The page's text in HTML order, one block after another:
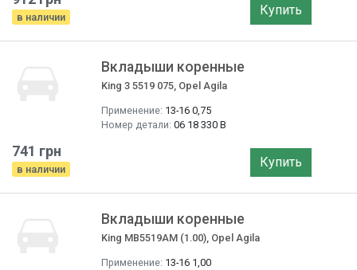
в наличии Купить
Вкладыши коренные
King 3 5519 075, Opel Agila
Применение: 13-16 0,75
Номер детали: 06 18 330 B
741 грн
в наличии Купить
Вкладыши коренные
King MB5519AM (1.00), Opel Agila
Применение: 13-16 1,00